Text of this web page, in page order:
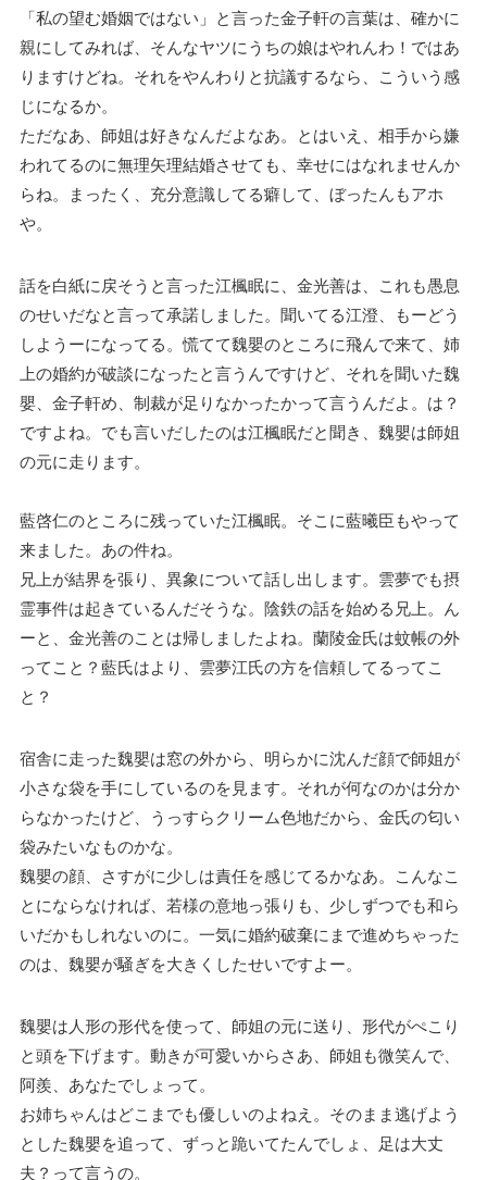
「私の望む婚姻ではない」と言った金子軒の言葉は、確かに
親にしてみれば、そんなヤツにうちの娘はやれんわ！ではあ
りますけどね。それをやんわりと抗議するなら、こういう感
じになるか。
ただなあ、師姐は好きなんだよなあ。とはいえ、相手から嫌
われてるのに無理矢理結婚させても、幸せにはなれませんか
らね。まったく、充分意識してる癖して、ぼったんもアホ
や。
話を白紙に戻そうと言った江楓眠に、金光善は、これも愚息
のせいだなと言って承諾しました。聞いてる江澄、もーどう
しようーになってる。慌てて魏嬰のところに飛んで来て、姉
上の婚約が破談になったと言うんですけど、それを聞いた魏
嬰、金子軒め、制裁が足りなかったかって言うんだよ。は？
ですよね。でも言いだしたのは江楓眠だと聞き、魏嬰は師姐
の元に走ります。
藍啓仁のところに残っていた江楓眠。そこに藍曦臣もやって
来ました。あの件ね。
兄上が結界を張り、異象について話し出します。雲夢でも摂
霊事件は起きているんだそうな。陰鉄の話を始める兄上。ん
ーと、金光善のことは帰しましたよね。蘭陵金氏は蚊帳の外
ってこと？藍氏はより、雲夢江氏の方を信頼してるってこ
と？
宿舎に走った魏嬰は窓の外から、明らかに沈んだ顔で師姐が
小さな袋を手にしているのを見ます。それが何なのかは分か
らなかったけど、うっすらクリーム色地だから、金氏の匂い
袋みたいなものかな。
魏嬰の顔、さすがに少しは責任を感じてるかなあ。こんなこ
とにならなければ、若様の意地っ張りも、少しずつでも和ら
いだかもしれないのに。一気に婚約破棄にまで進めちゃった
のは、魏嬰が騒ぎを大きくしたせいですよー。
魏嬰は人形の形代を使って、師姐の元に送り、形代がぺこり
と頭を下げます。動きが可愛いからさあ、師姐も微笑んで、
阿羨、あなたでしょって。
お姉ちゃんはどこまでも優しいのよねえ。そのまま逃げよう
とした魏嬰を追って、ずっと跪いてたんでしょ、足は大丈
夫？って言うの。